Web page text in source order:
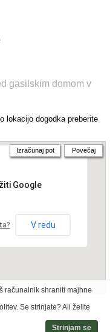
gasilskim domom v
lokacijo dogodka preberite
Google
V redu
Izračunaj pot Povečaj
računalnik shraniti majhne
Se strinjate? Ali želite
Strinjam se